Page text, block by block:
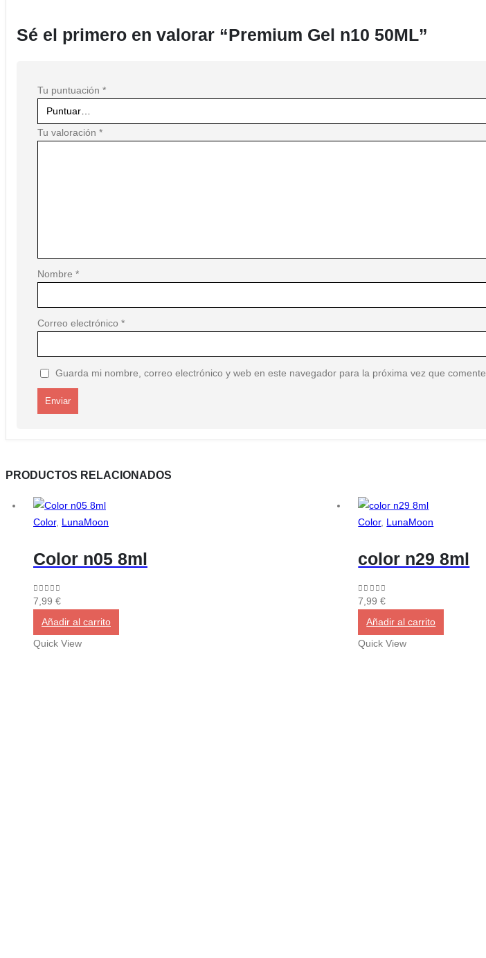
Sé el primero en valorar “Premium Gel n10 50ML”
Tu puntuación *
Tu valoración *
Nombre *
Correo electrónico *
Guarda mi nombre, correo electrónico y web en este navegador para la próxima vez que comente.
PRODUCTOS RELACIONADOS
Color, LunaMoon
Color n05 8ml
0 out of 5
7,99 €
Añadir al carrito
Quick View
Color, LunaMoon
color n29 8ml
0 out of 5
7,99€
Añadir al carrito
Quick View